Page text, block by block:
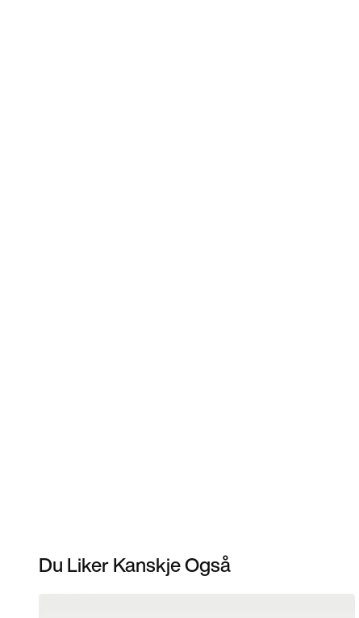
Du Liker Kanskje Også